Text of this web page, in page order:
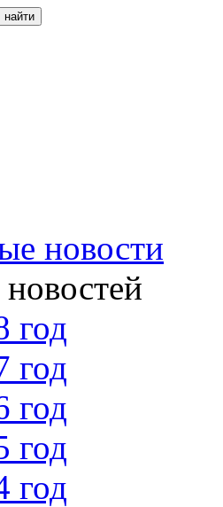
новости
год
год
год
год
год